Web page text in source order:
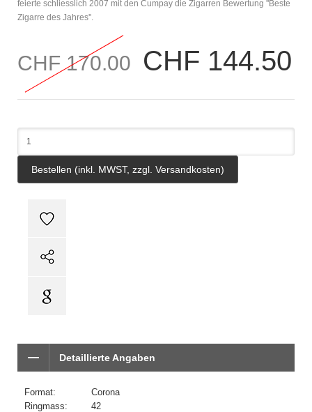
feierte schliesslich 2007 mit den Cumpay die Zigarren Bewertung ''Beste
Zigarre des Jahres''.
CHF 170.00 CHF 144.50
Detaillierte Angaben
Format:
Corona
Ringmass:
42